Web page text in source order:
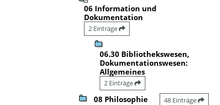
06 Information und
Dokumentation
2 Einträge
06.30 Bibliothekswesen,
Dokumentationswesen:
Allgemeines
2 Einträge
08 Philosophie 48 Einträge